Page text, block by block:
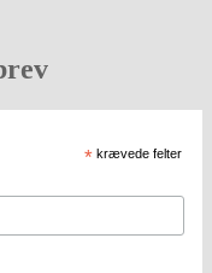
* krævede felter